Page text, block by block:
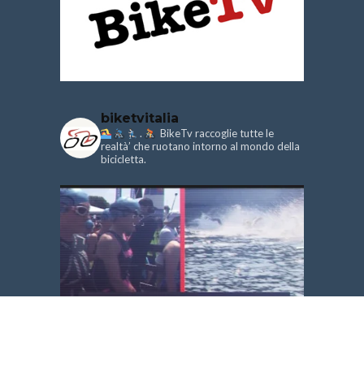
biketvitalia
.
BikeTv raccoglie tutte le
realtà’ che ruotano intorno al mondo della
bicicletta.